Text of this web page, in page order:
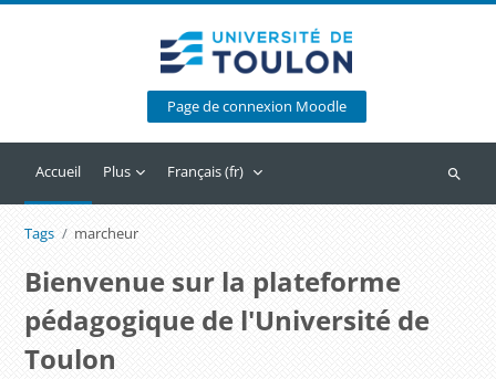
Page de connexion Moodle
Accueil Plus Français ‎(fr)‎
Tags marcheur
Bienvenue sur la plateforme
pédagogique de l'Université de
Toulon